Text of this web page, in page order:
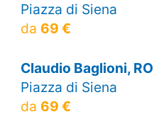
Piazza di Siena
da 69 €
Claudio Baglioni,
Piazza di Siena
da 69 €